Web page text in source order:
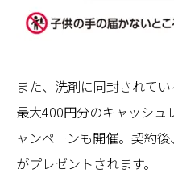
また、洗剤に同封されてい
最大400円分のキャッシュ
ャンペーンも開催。契約
がプレゼントされます。